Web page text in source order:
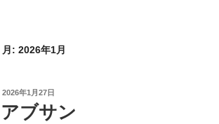
月: 2026年1月
投
日:
2026年1月27日
アブサン